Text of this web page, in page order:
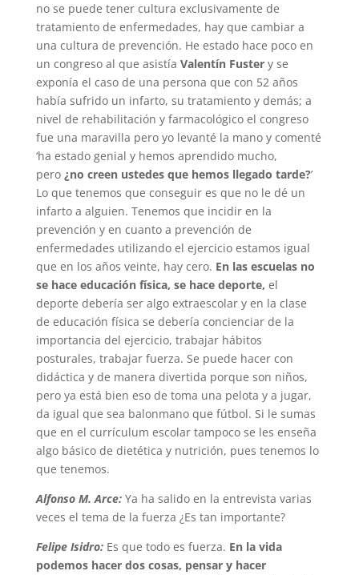
no se puede tener cultura exclusivamente de
tratamiento de enfermedades, hay que cambiar a
una cultura de prevención. He estado hace poco en
un congreso al que asistía Valentín Fustery se
exponía el caso de una persona que con 52 años
había sufrido un infarto, su tratamiento y demás; a
nivel de rehabilitación y farmacológico el congreso
fue una maravilla pero yo levanté la mano y comenté
‘ha estado genial y hemos aprendido mucho,
pero ¿no creen ustedes que hemos llegado tarde?’
Lo que tenemos que conseguir es que no le dé un
infarto a alguien. Tenemos que incidir en la
prevención y en cuanto a prevención de
enfermedades utilizando el ejercicio estamos igual
que en los años veinte, hay cero. En las escuelas no
se hace educación física, se hace deporte, el
deporte debería ser algo extraescolar y en la clase
de educación física se debería concienciar de la
importancia del ejercicio, trabajar hábitos
posturales, trabajar fuerza. Se puede hacer con
didáctica y de manera divertida porque son niños,
pero ya está bien eso de toma una pelota y a jugar,
da igual que sea balonmano que fútbol. Si le sumas
que en el currículum escolar tampoco se les enseña
algo básico de dietética y nutrición, pues tenemos lo
que tenemos.
Alfonso M. Arce: Ya ha salido en la entrevista varias
veces el tema de la fuerza ¿Es tan importante?
Felipe Isidro: Es que todo es fuerza. En la vida
podemos hacer dos cosas, pensar y hacer